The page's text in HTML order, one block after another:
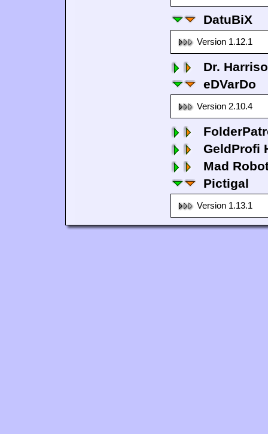
DatuBiX
Version 1.12.1
Dr.
eDVarDo
Version 2.10.4
GeldProfi
Mad
Pictigal
Version 1.13.1